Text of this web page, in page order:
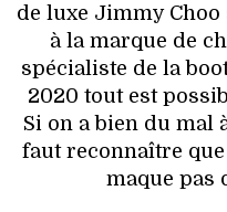
JEUNES
HISTOIRE
de luxe Jimmy
à la marque de
spécialiste de la
2020 tout est
Si on a bien du mal
faut reconnaître
maque pas